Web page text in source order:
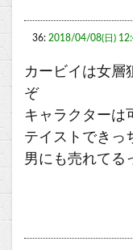
36: 2018/04/08(日)
カービイは女層
ぞ
キャラクターは
テイストできっ
男にも売れてる